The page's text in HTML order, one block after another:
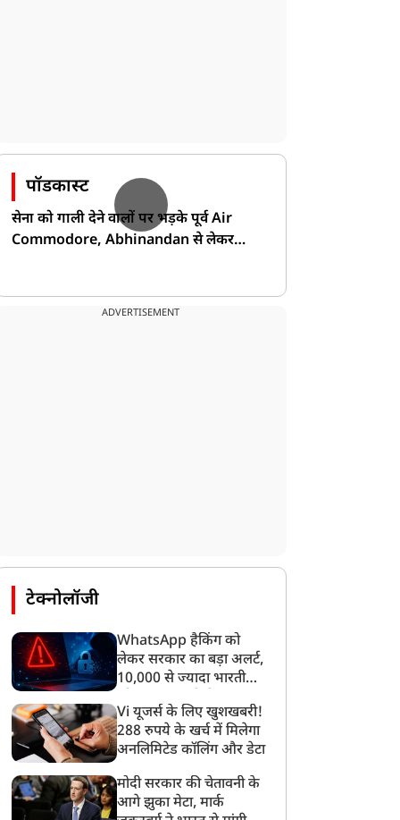
पॉडकास्ट
सेना को गाली देने वालों पर भड़के पूर्व Air
Commodore, Abhinandan से लेकर
ADVERTISEMENT
टेक्नोलॉजी
WhatsApp हैकिंग को
लेकर सरकार का बड़ा अलर्ट,
10,000 से ज्यादा भारतीयों
गया
Vi यूजर्स के लिए खुशखबरी!
288 रुपये के खर्च में मिलेगा
अनलिमिटेड कॉलिंग और डेटा
मोदी सरकार की चेतावनी के
आगे झुका मेटा, मार्क